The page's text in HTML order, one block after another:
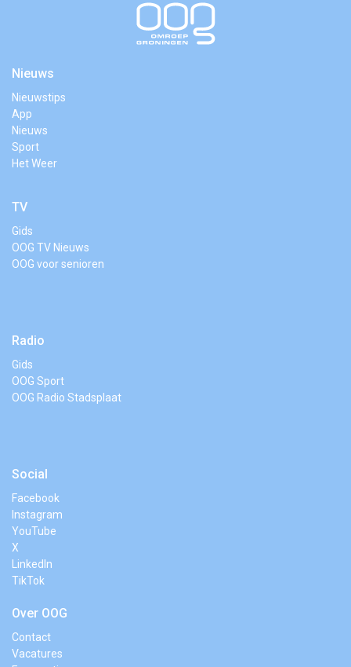
Nieuws
Nieuwstips
App
Nieuws
Sport
Het Weer
TV
Gids
OOG TV Nieuws
OOG voor senioren
Radio
Gids
OOG Sport
OOG Radio Stadsplaat
Social
Facebook
Instagram
YouTube
X
LinkedIn
TikTok
Over OOG
Contact
Vacatures